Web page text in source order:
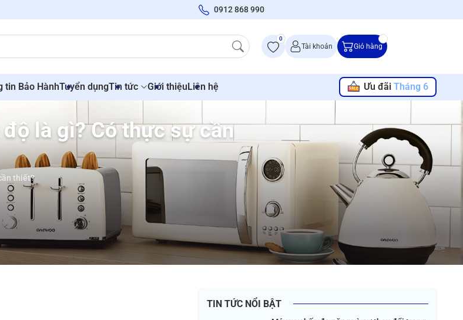
0912 868 990
0
Tài khoản Giỏ hàng
tin Bảo HànhTuyển dụngTin tức Giới thiệu Liên hệ Ưu đãi Tháng 6
là gì? Có thực sự cần
thiết?
TIN TỨC NỔI BẬT